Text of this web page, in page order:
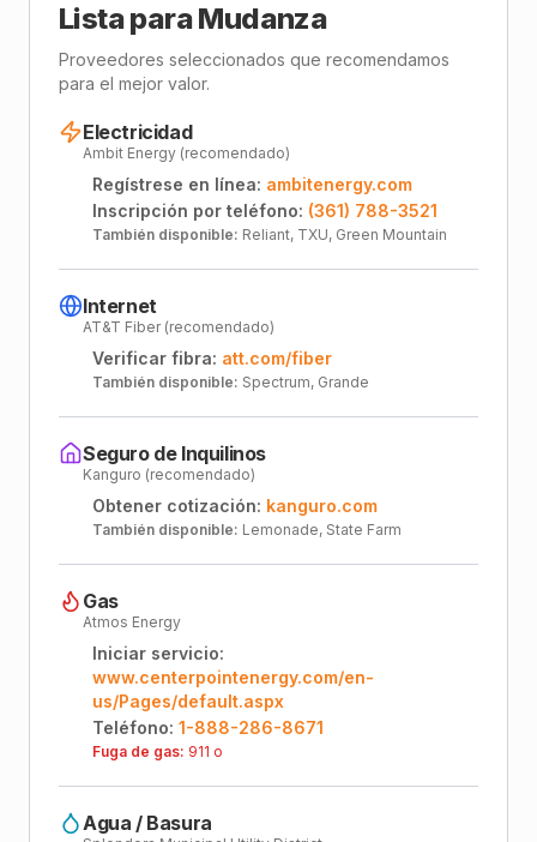
Lista para Mudanza
Proveedores seleccionados que recomendamos
para el mejor valor.
Electricidad
Ambit Energy (recomendado)
Regístrese en línea: ambitenergy.com
Inscripción por teléfono: (361) 788-3521
También disponible: Reliant, TXU, Green Mountain
Internet
AT&T Fiber (recomendado)
Verificar fibra: att.com/fiber
También disponible: Spectrum, Grande
Seguro de Inquilinos
Kanguro (recomendado)
Obtener cotización: kanguro.com
También disponible: Lemonade, State Farm
Gas
Atmos Energy
Iniciar servicio:
www.centerpointenergy.com/en-
us/Pages/default.aspx
Teléfono: 1-888-286-8671
Fuga de gas: 911 o
Agua / Basura